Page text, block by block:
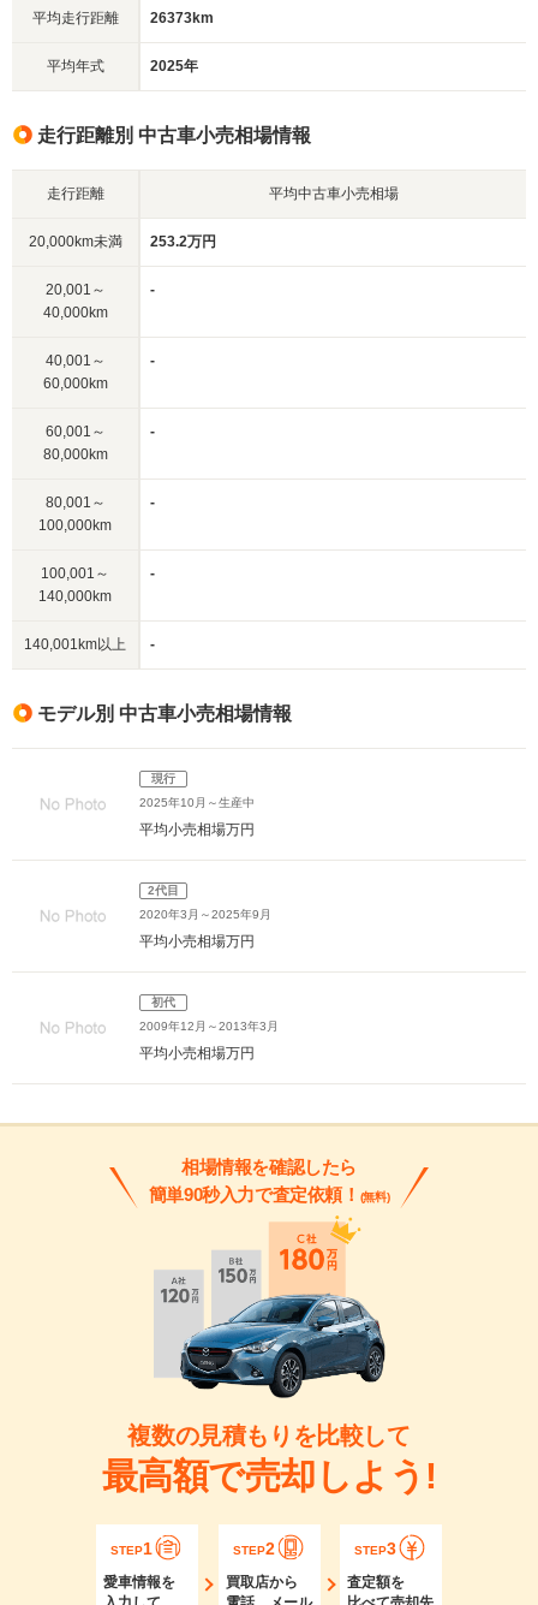
平均走行距離 26373km
平均年式 2025年
走行距離別 中古車小売相場情報
走行距離 平均中古車小売相場
20,000km未満 253.2万円
20,001～
40,000km
-
40,001～
60,000km
-
60,001～
80,000km
-
80,001～
100,000km
-
100,001～
140,000km
-
140,001km以上 -
モデル別 中古車小売相場情報
現行
2025年10月～生産中
平均小売相場万円
2代目
2020年3月～2025年9月
平均小売相場万円
初代
2009年12月～2013年3月
平均小売相場万円
相場情報を確認したら
簡単90秒入力で査定依頼！ (無料)
複数の見積もりを比較して
最高額で売却しよう!
STEP1
愛車情報を
STEP2
買取店から
STEP3
査定額を